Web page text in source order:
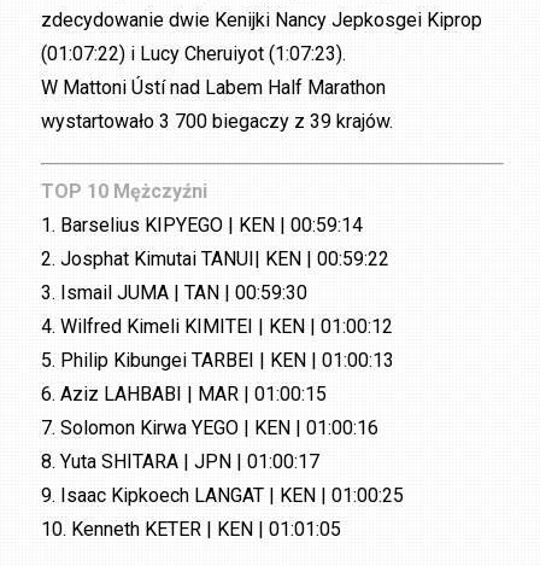
zdecydowanie dwie Kenijki Nancy Jepkosgei Kiprop
(01:07:22) i Lucy Cheruiyot (1:07:23).
W Mattoni Ústí nad Labem Half Marathon
wystartowało 3 700 biegaczy z 39 krajów.
TOP 10 Mężczyźni
1. Barselius KIPYEGO | KEN | 00:59:14
2. Josphat Kimutai TANUI| KEN | 00:59:22
3. Ismail JUMA | TAN | 00:59:30
4. Wilfred Kimeli KIMITEI | KEN | 01:00:12
5. Philip Kibungei TARBEI | KEN | 01:00:13
6. Aziz LAHBABI | MAR | 01:00:15
7. Solomon Kirwa YEGO | KEN | 01:00:16
8. Yuta SHITARA | JPN | 01:00:17
9. Isaac Kipkoech LANGAT | KEN | 01:00:25
10. Kenneth KETER | KEN | 01:01:05